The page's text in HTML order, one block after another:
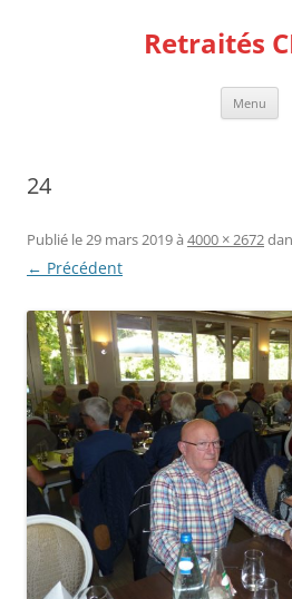
Retraités
Menu
24
Publié le29 mars 2019à 4000 × 2672
← Précédent